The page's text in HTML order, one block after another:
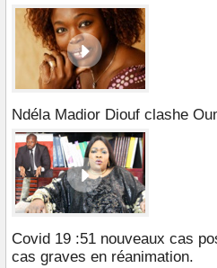
Ndéla Madior Diouf clashe
Covid 19 :51 nouveaux cas
cas graves en réanimation.